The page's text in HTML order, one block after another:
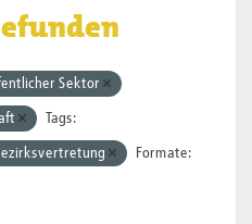
Sektor
Tags:
Formate: